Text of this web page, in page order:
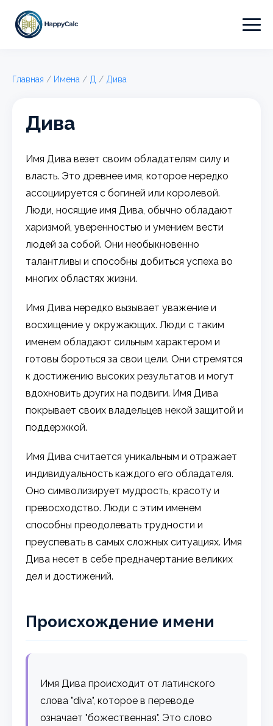
Главная / Имена / Д / Дива
Дива
Имя Дива везет своим обладателям силу и
власть. Это древнее имя, которое нередко
ассоциируется с богиней или королевой.
Люди, носящие имя Дива, обычно обладают
харизмой, уверенностью и умением вести
людей за собой. Они необыкновенно
талантливы и способны добиться успеха во
многих областях жизни.
Имя Дива нередко вызывает уважение и
восхищение у окружающих. Люди с таким
именем обладают сильным характером и
готовы бороться за свои цели. Они стремятся
к достижению высоких результатов и могут
вдохновить других на подвиги. Имя Дива
покрывает своих владельцев некой защитой и
поддержкой.
Имя Дива считается уникальным и отражает
индивидуальность каждого его обладателя.
Оно символизирует мудрость, красоту и
превосходство. Люди с этим именем
способны преодолевать трудности и
преуспевать в самых сложных ситуациях. Имя
Дива несет в себе предначертание великих
дел и достижений.
Происхождение имени
Имя Дива происходит от латинского
слова "diva", которое в переводе
означает "божественная". Это слово